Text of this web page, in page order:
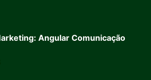
Angular Comunicação